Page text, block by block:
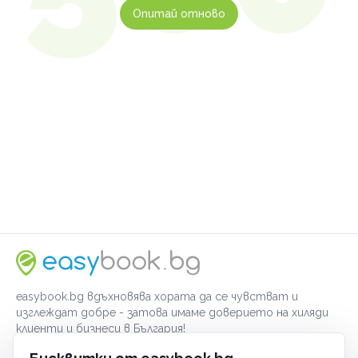
Опитай отново
easybook.bg вдъхновява хората да се чувстват и
изглеждат добре - затова имаме доверието на хиляди
клиенти и бизнеси в България!